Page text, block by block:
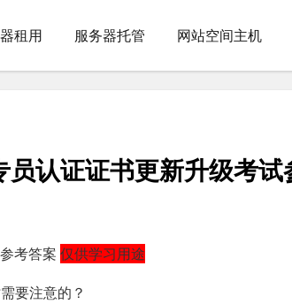
租用 服务器托管 网站空间主机
认证证书更新升级考
考答案 仅供学习用途
要注意的？